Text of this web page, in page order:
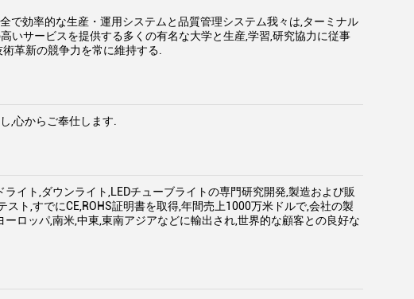
で効率的な生産・運用システムと品質管理システム我々は,ターミナル
いサービスを提供する多くの有名な大学と生産,学習,研究協力に従事
革新の競争力を常に維持する.
,心からご奉仕します.
イト,ダウンライト,LEDチューブライトの専門研究開発,製造および販
ト,すでにCE,ROHS証明書を取得,年間売上1000万米ドルで,会社の製
ロッパ,南米,中東,東南アジアなどに輸出され,世界的な顧客との良好な